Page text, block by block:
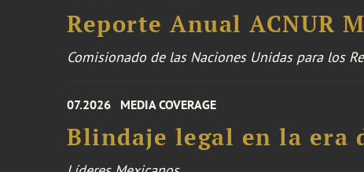
Reporte Anual ACNUR
Comisionado de las Naciones Unidas para los
07.2026 MEDIA COVERAGE
Blindaje legal en la era